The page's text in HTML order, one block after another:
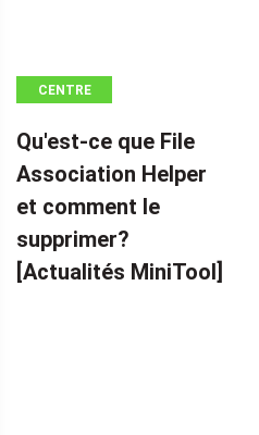
CENTRE
MINITOOL
Qu'est-ce que File
Association Helper
et comment le
supprimer?
[Actualités MiniTool]